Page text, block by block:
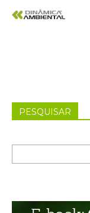
PESQUISAR